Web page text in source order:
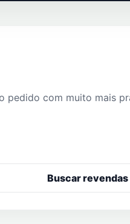
pedido com muito mais
Buscar revendas